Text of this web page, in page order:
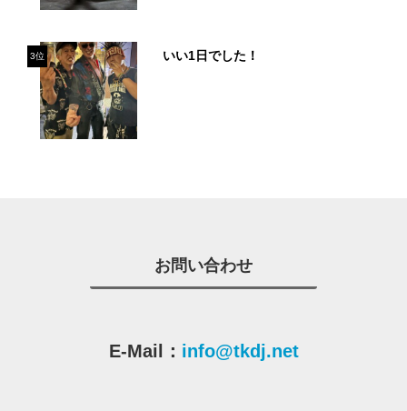
3位 いい1日でした！
お問い合わせ
E-Mail： info@tkdj.net